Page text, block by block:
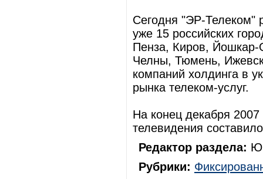
Сегодня "ЭР-Телеком"
уже 15 российских
Пенза, Киров,
Челны, Тюмень,
компаний холдинга в
рынка телеком-услуг.
На конец декабря 2007
телевидения
Редактор раздела:
Рубрики: